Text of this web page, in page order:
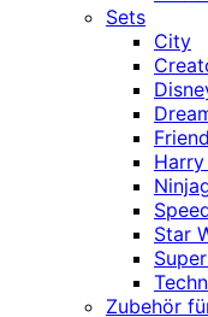
Sets
City
Star
Zubehör